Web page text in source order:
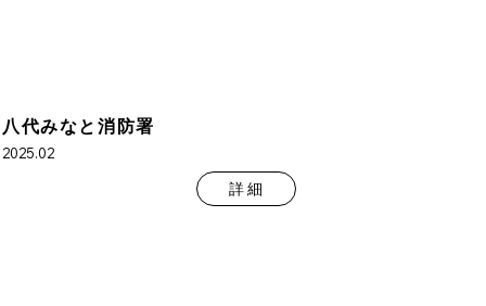
八代みなと消防署
2025.02
詳 細